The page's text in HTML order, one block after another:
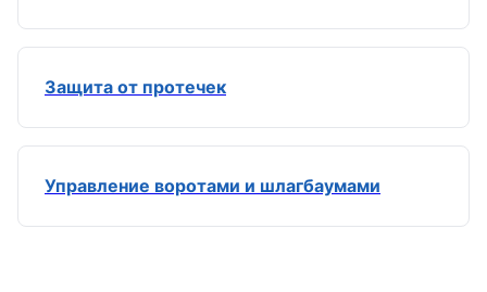
Защита от протечек
Управление воротами и шлагбаумами